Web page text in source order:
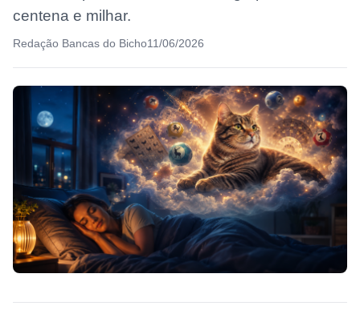
centena e milhar.
Redação Bancas do Bicho11/06/2026